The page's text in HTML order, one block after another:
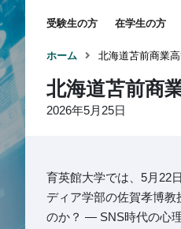
受験生の方 在学生の方
ホーム 北海道苫前商業
北海道苫前商
2026年5月25日
育英館大学では、5月22
ディア学部の佐賀孝博
のか？ ― SNS時代の心